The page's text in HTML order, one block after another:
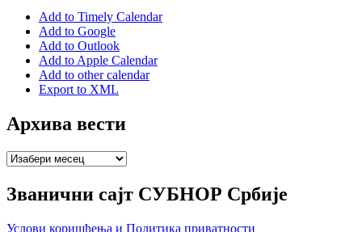
Add to Timely Calendar
Add to Google
Add to Outlook
Add to Apple Calendar
Add to other calendar
Export to XML
Архива вести
Архива
Званични сајт СУБНОР Србије
Услови коришћења и Политика приватности